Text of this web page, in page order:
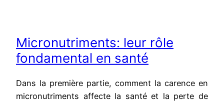
Micronutriments: leur rôle
fondamental en santé
Dans la première partie, comment la carence en
micronutriments affecte la santé et la perte de